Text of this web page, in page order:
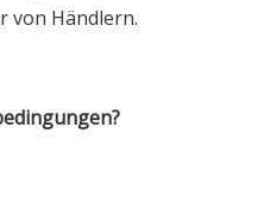
von Händlern.